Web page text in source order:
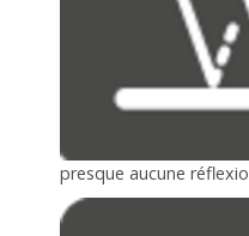
presque aucune